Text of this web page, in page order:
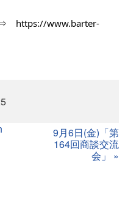
⇒ https://www.barter-
9月6日(金)「第
164回商談交流
会」
»